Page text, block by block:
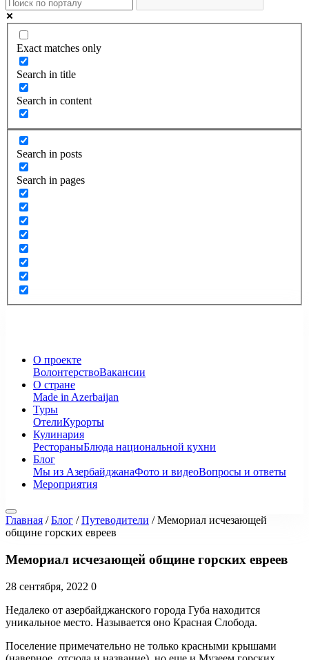
Exact matches only
Search in title
Search in content
Search in posts
Search in pages
О проекте
ВолонтерствоВакансии
О стране
Made in Azerbaijan
Туры
ОтелиКурорты
Кулинария
РестораныБлюда национальной кухни
Блог
Мы из АзербайджанаФото и видеоВопросы и ответы
Мероприятия
Главная /Блог /Путеводители /Мемориал исчезающей
общине горских евреев
Мемориал исчезающей общине горских евреев
28 сентября, 2022 0
Недалеко от азербайджанского города Губа находится
уникальное место. Называется оно Красная Слобода.
Поселение примечательно не только красными крышами